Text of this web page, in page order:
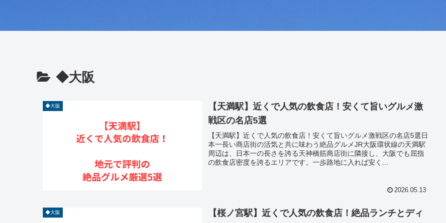
◆大阪
◆大阪
【天満駅】近くで人気の飲食店！安くて旨いグルメ激
戦区の名店5選
【天満駅】近くで人気の飲食店！安くて旨いグルメ激戦区の名店5選日
本一長い商店街の活気と共に味わう絶品グルメJR大阪環状線の天満駅
周辺は、日本一の長さを誇る天神橋筋商店街に隣接し、大阪でも屈指
の飲食店密度を誇るエリアです。一歩路地に入れば安く...
2026.05.13
◆大阪
【桜ノ宮駅】近くで人気の飲食店！絶品ランチとディ